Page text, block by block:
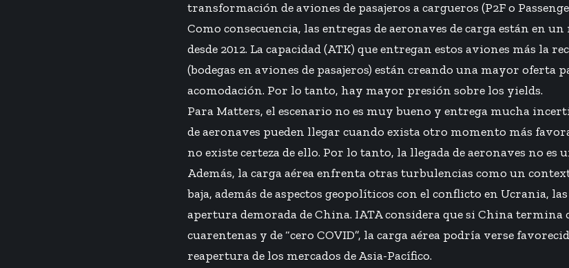
transformación de aviones de pasajeros a cargueros (P2F o
Como consecuencia, las entregas de aeronaves de carga están en
desde 2012. La capacidad (ATK) que entregan estos aviones más la
(bodegas en aviones de pasajeros) están creando una mayor oferta
acomodación. Por lo tanto, hay mayor presión sobre los yields.
Para Matters, el escenario no es muy bueno y entrega mucha
de aeronaves pueden llegar cuando exista otro momento más
no existe certeza de ello. Por lo tanto, la llegada de aeronaves no es
Además, la carga aérea enfrenta otras turbulencias como un
baja, además de aspectos geopolíticos con el conflicto en Ucrania,
apertura demorada de China. IATA considera que si China termina
cuarentenas y de “cero COVID”, la carga aérea podría verse
reapertura de los mercados de Asia-Pacífico.